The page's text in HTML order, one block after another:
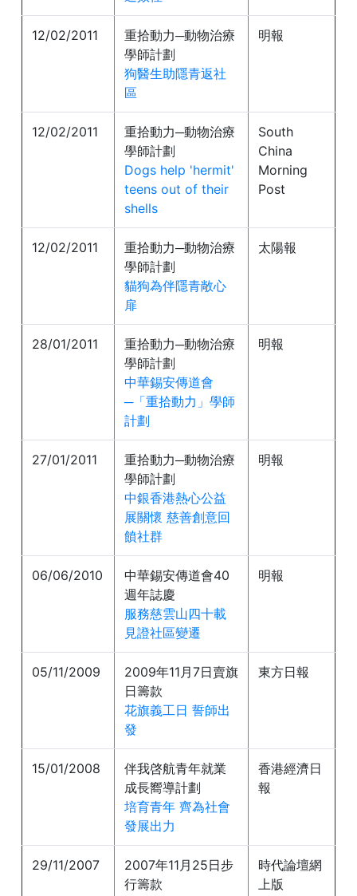
12/02/2011
重拾動力─動物治療
學師計劃
狗醫生助隱青返社
區
明報
12/02/2011
重拾動力─動物治療
學師計劃
Dogs help 'hermit'
teens out of their
shells
South
China
Morning
Post
12/02/2011
重拾動力─動物治療
學師計劃
貓狗為伴隱青敞心
扉
太陽報
28/01/2011
重拾動力─動物治療
學師計劃
中華錫安傳道會
─「重拾動力」學師
計劃
明報
27/01/2011
重拾動力─動物治療
學師計劃
中銀香港熱心公益
展關懷 慈善創意回
饙社群
明報
06/06/2010
中華錫安傳道會40
週年誌慶
服務慈雲山四十載
見證社區變遷
明報
05/11/2009
2009年11月7日賣旗
日籌款
花旗義工日 誓師出
發
東方日報
15/01/2008
伴我啓航青年就業
成長嚮導計劃
培育青年 齊為社會
發展出力
香港經濟日
報
29/11/2007
2007年11月25日步
行籌款
時代論壇網
上版